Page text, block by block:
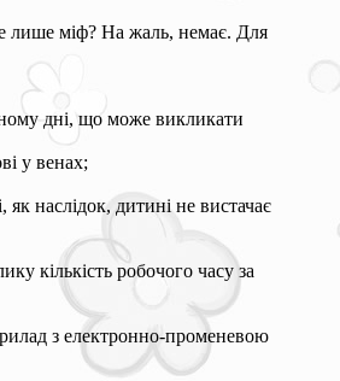
лише міф? На жаль, немає. Для
дні, що може викликати
у венах;
наслідок, дитині не вистачає
кількість робочого часу за
з електронно-променевою